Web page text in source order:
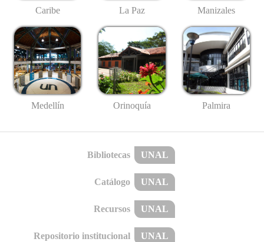
Caribe La Paz Manizales
Medellín Orinoquía Palmira
Bibliotecas UNAL
Catálogo UNAL
Recursos UNAL
Repositorio institucional UNAL